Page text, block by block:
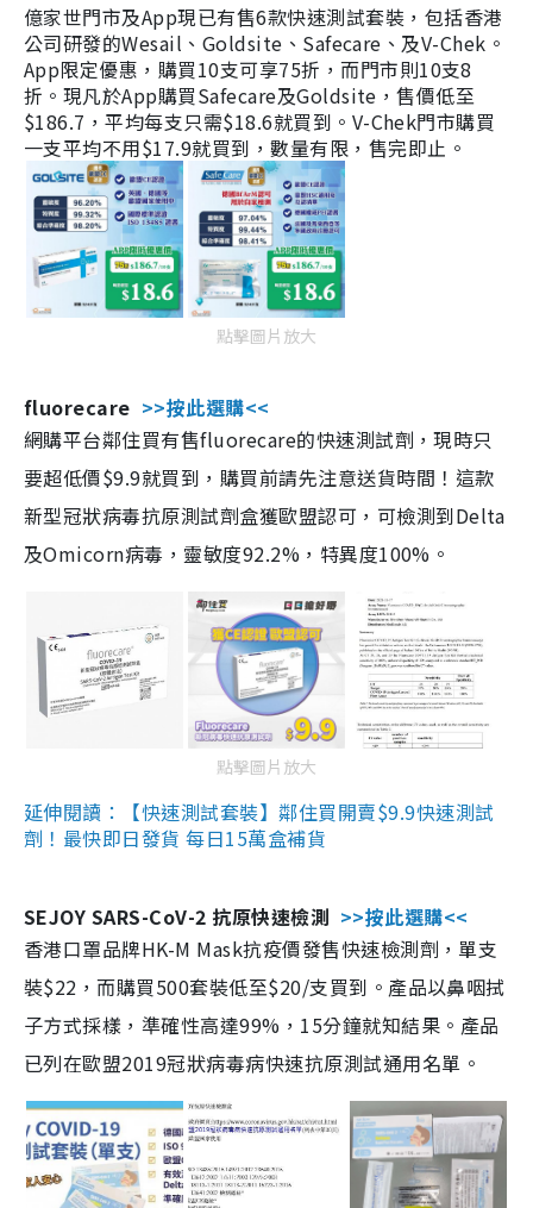
億家世門市及App現已有售6款快速測試套裝，包括香港
公司研發的Wesail、Goldsite、Safecare、及V-Chek。
App限定優惠，購買10支可享75折，而門市則10支8
折。現凡於App購買Safecare及Goldsite，售價低至
$186.7，平均每支只需$18.6就買到。V-Chek門市購買
一支平均不用$17.9就買到，數量有限，售完即止。
點擊圖片放大
fluorecare >>按此選購<<
網購平台鄰住買有售fluorecare的快速測試劑，現時只
要超低價$9.9就買到，購買前請先注意送貨時間！這款
新型冠狀病毒抗原測試劑盒獲歐盟認可，可檢測到Delta
及Omicorn病毒，靈敏度92.2%，特異度100%。
點擊圖片放大
延伸閱讀：【快速測試套裝】鄰住買開賣$9.9快速測試
劑！最快即日發貨 每日15萬盒補貨
SEJOY SARS-CoV-2 抗原快速檢測 >>按此選購<<
香港口罩品牌HK-M Mask抗疫價發售快速檢測劑，單支
裝$22，而購買500套裝低至$20/支買到。產品以鼻咽拭
子方式採樣，準確性高達99%，15分鐘就知結果。產品
已列在歐盟2019冠狀病毒病快速抗原測試通用名單。